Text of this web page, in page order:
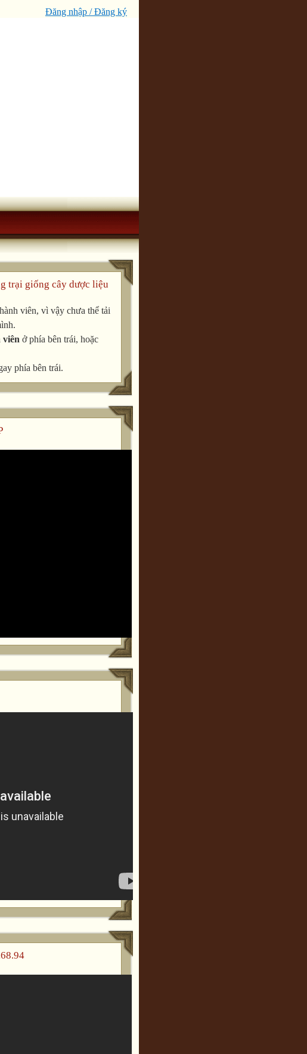
Đăng nhập / Đăng ký
trại giống cây dược liệu
viên, vì vậy chưa thể tải
ở phía bên trái, hoặc
phía bên trái.